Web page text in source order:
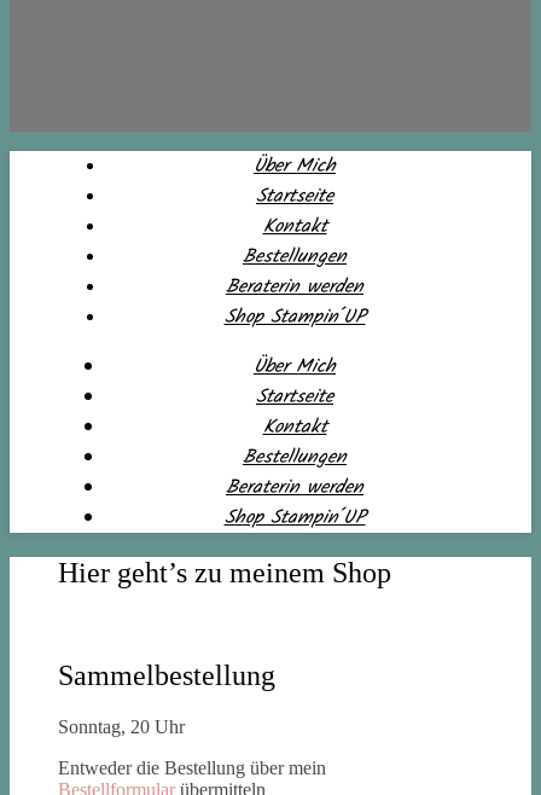
Über Mich
Startseite
Kontakt
Bestellungen
Beraterin werden
Shop Stampin´UP
Über Mich
Startseite
Kontakt
Bestellungen
Beraterin werden
Shop Stampin´UP
Hier geht’s zu meinem Shop
Sammelbestellung
Sonntag, 20 Uhr
Entweder die Bestellung über mein
Bestellformular übermitteln